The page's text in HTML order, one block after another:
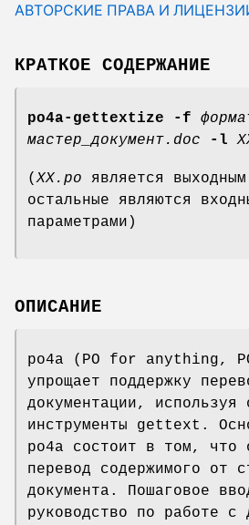
АВТОРСКИЕ ПРАВА И
КРАТКОЕ СОДЕРЖАНИЕ
po4a-gettextize -f
мастер_документ.doc
-l
(XX.po является
остальные являются
параметрами)
ОПИСАНИЕ
po4a (PO for anything,
упрощает поддержку
документации, используя
инструменты gettext.
po4a состоит в том, что
перевод содержимого от
документа. Пошаговое
руководство по работе с